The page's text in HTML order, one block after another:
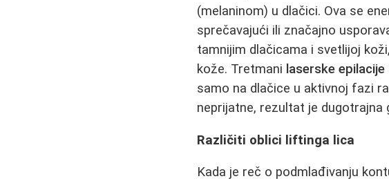
(melaninom) u dlačici. Ova se
sprečavajući ili značajno
tamnijim dlačicama i svetlijoj
kože. Tretmani laserske epilacije
samo na dlačice u aktivnoj fazi
neprijatne, rezultat je
Različiti oblici liftinga lica
Kada je reč o podmlađivanju